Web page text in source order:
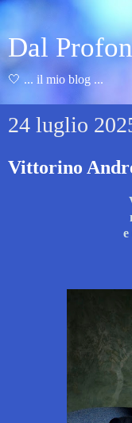
Dal
🤍 ... il mio blog ...
24 luglio
Vittorino